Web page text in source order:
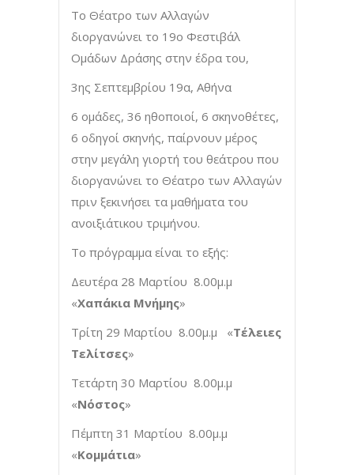
Το Θέατρο των Αλλαγών
διοργανώνει το 19ο Φεστιβάλ
Ομάδων Δράσης στην έδρα του,
3ης Σεπτεμβρίου 19α, Αθήνα
6 ομάδες, 36 ηθοποιοί, 6 σκηνοθέτες,
6 oδηγοί σκηνής, παίρνουν μέρος
στην μεγάλη γιορτή του θεάτρου που
διοργανώνει το Θέατρο των Αλλαγών
πριν ξεκινήσει τα μαθήματα του
ανοιξιάτικου τριμήνου.
Το πρόγραμμα είναι το εξής:
Δευτέρα 28 Μαρτίου 8.00μ.μ
«Χαπάκια Μνήμης»
Τρίτη 29 Μαρτίου 8.00μ.μ «Τέλειες
Τελίτσες»
Τετάρτη 30 Μαρτίου 8.00μ.μ
«Νόστος»
Πέμπτη 31 Μαρτίου 8.00μ.μ
«Κoμμάτια»